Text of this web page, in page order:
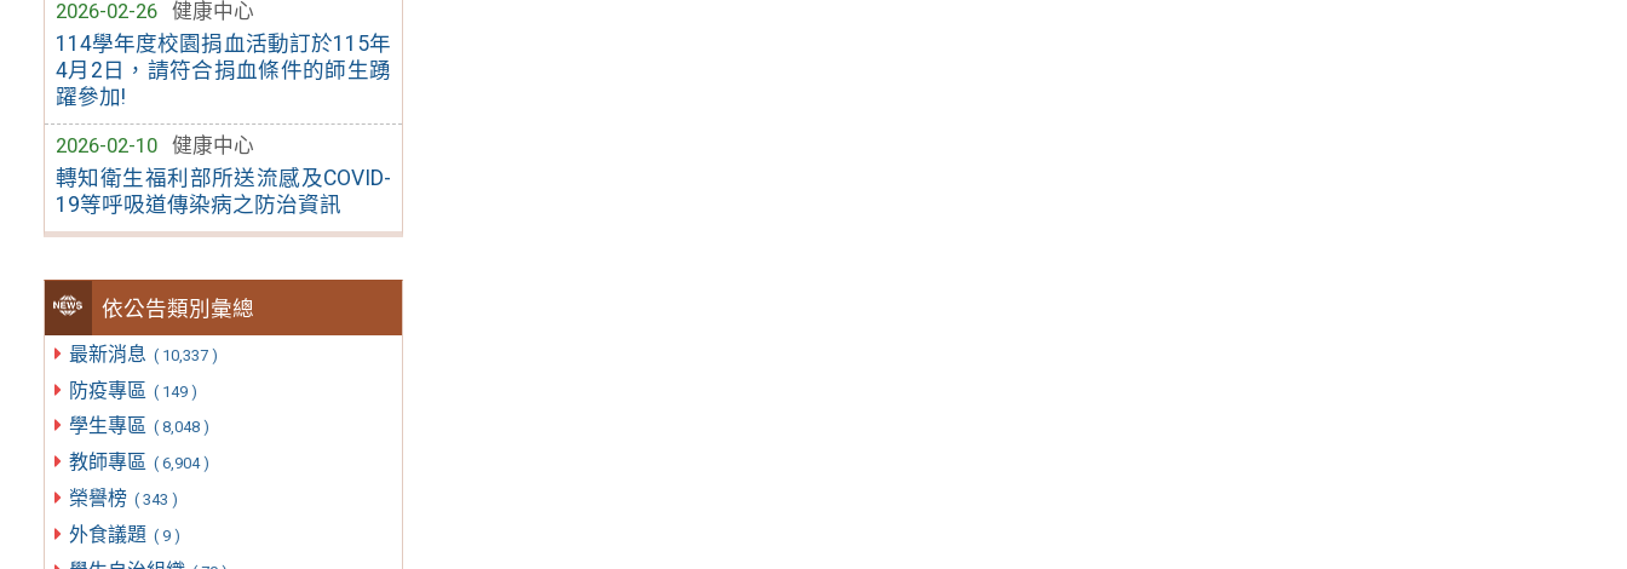
2026-02-26
健康中心
114學年度校園捐血活動訂於115年
4月2日，請符合捐血條件的師生踴
躍參加!
2026-02-10
健康中心
轉知衛生福利部所送流感及COVID-
19等呼吸道傳染病之防治資訊
依公告類別彙總
最新消息 ( 10,337 )
防疫專區 ( 149 )
學生專區 ( 8,048 )
教師專區 ( 6,904 )
榮譽榜 ( 343 )
外食議題 ( 9 )